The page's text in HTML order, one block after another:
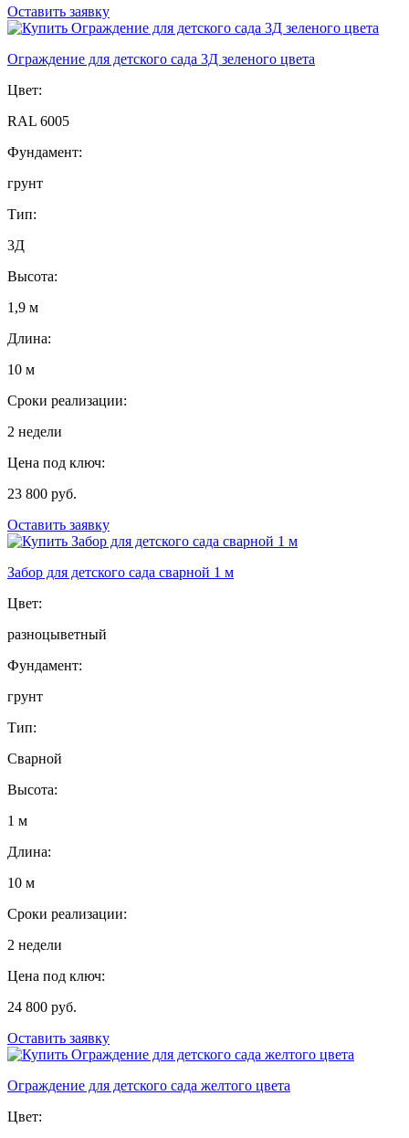
Оставить заявку
Ограждение для детского сада 3Д зеленого цвета
Цвет:
RAL 6005
Фундамент:
грунт
Тип:
3Д
Высота:
1,9 м
Длина:
10 м
Сроки реализации:
2 недели
Цена под ключ:
23 800 руб.
Оставить заявку
Забор для детского сада сварной 1 м
Цвет:
разноцыветный
Фундамент:
грунт
Тип:
Сварной
Высота:
1 м
Длина:
10 м
Сроки реализации:
2 недели
Цена под ключ:
24 800 руб.
Оставить заявку
Ограждение для детского сада желтого цвета
Цвет: